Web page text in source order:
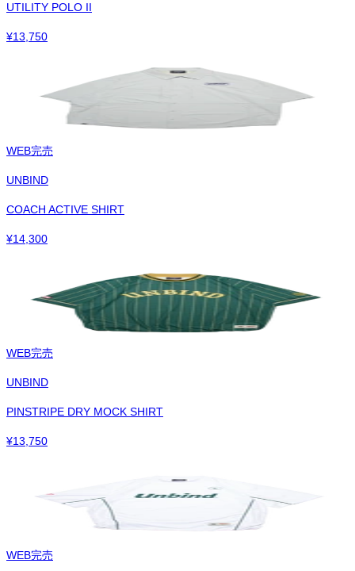
UTILITY POLO II
¥13,750
WEB完売
UNBIND
COACH ACTIVE SHIRT
¥14,300
WEB完売
UNBIND
PINSTRIPE DRY MOCK SHIRT
¥13,750
WEB完売